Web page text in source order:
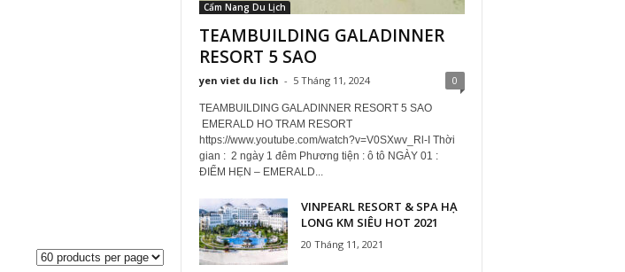
Cẩm Nang Du Lịch
TEAMBUILDING GALADINNER
RESORT 5 SAO
yen viet du lich - 5 Tháng 11, 2024 0
TEAMBUILDING GALADINNER RESORT 5 SAO
EMERALD HO TRAM RESORT
https://www.youtube.com/watch?v=V0SXwv_Rl-I Thời
gian : 2 ngày 1 đêm Phương tiện : ô tô NGÀY 01 :
ĐIỂM HẸN – EMERALD...
VINPEARL RESORT & SPA HẠ
LONG KM SIÊU HOT 2021
20 Tháng 11, 2021